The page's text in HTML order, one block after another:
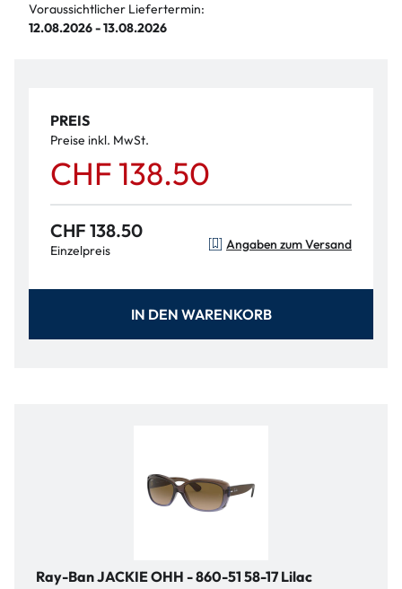
Voraussichtlicher Liefertermin:
12.08.2026 - 13.08.2026
PREIS
Preise inkl. MwSt.
CHF 138.50
CHF 138.50
Einzelpreis Angaben zum Versand
IN DEN WARENKORB
Ray-Ban JACKIE OHH - 860-51 58-17 Lilac